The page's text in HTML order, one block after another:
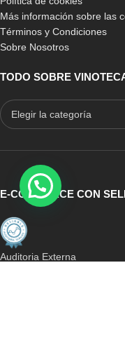
Más información sobre las
Términos y Condiciones
Sobre Nosotros
TODO SOBRE
E-COMMERCE CON
Auditoria Externa